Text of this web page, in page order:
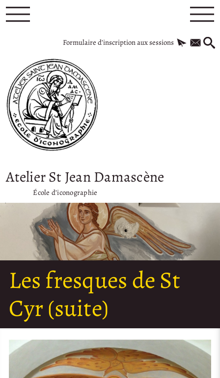
Formulaire d’inscription aux sessions
Atelier St Jean Damascène
École d’iconographie
Les fresques de St
Cyr (suite)